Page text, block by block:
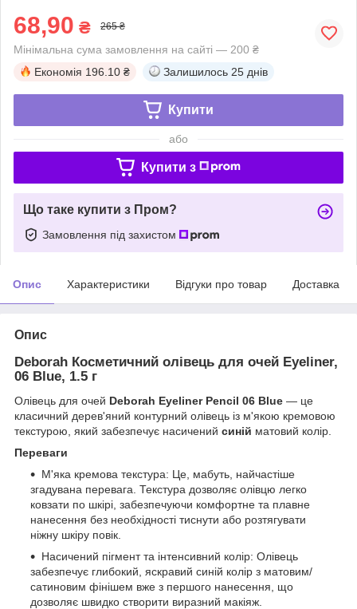
68,90 ₴ 265 ₴
Мінімальна сума замовлення на сайті — 200 ₴
Економія 196.10 ₴ Залишилось 25 днів
Купити
або
Купити з
Що таке купити з Пром?
Замовлення під захистом
Опис Характеристики Відгуки про товар Доставка
Опис
Deborah Косметичний олівець для очей Eyeliner,
06 Blue, 1.5 г
Олівець для очей Deborah Eyeliner Pencil 06 Blue — це
класичний дерев'яний контурний олівець із м'якою кремовою
текстурою, який забезпечує насичений синій матовий колір.
Переваги
М'яка кремова текстура: Це, мабуть, найчастіше
згадувана перевага. Текстура дозволяє олівцю легко
ковзати по шкірі, забезпечуючи комфортне та плавне
нанесення без необхідності тиснути або розтягувати
ніжну шкіру повік.
Насичений пігмент та інтенсивний колір: Олівець
забезпечує глибокий, яскравий синій колір з матовим/
сатиновим фінішем вже з першого нанесення, що
дозволяє швидко створити виразний макіяж.